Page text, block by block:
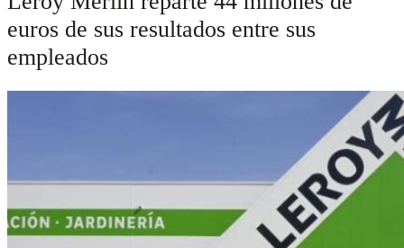
euros de sus resultados entre sus
empleados